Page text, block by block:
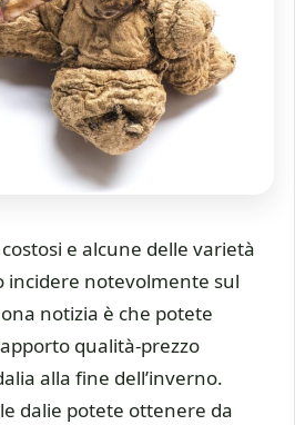
e alcune delle varietà
incidere notevolmente sul
notizia è che potete
qualità-prezzo
alla fine dell’inverno.
dalie potete ottenere da